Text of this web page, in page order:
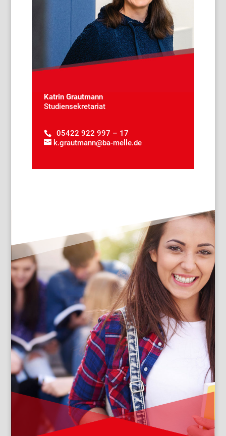
Katrin Grautmann
Studiensekretariat
05422 922 997 – 17
k.grautmann@ba-melle.de